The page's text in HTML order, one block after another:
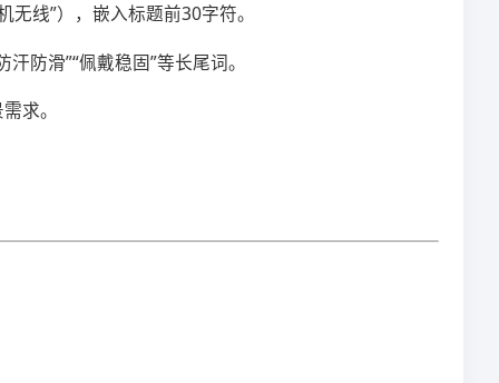
线”），嵌入标题前30字符。
防滑”“佩戴稳固”等长尾词。
求。